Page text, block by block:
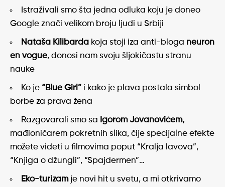
Istraživali smo šta jedna odluka koju je doneo
Google znači velikom broju ljudi u Srbiji
Nataša Kilibardakoja stoji iza anti-bloga neuron
en vogue, donosi nam svoju šljokičastu stranu
nauke
Ko je “Blue Girl”i kako je plava postala simbol
borbe za prava žena
Razgovarali smo sa Igorom Jovanovićem,
mađioničarem pokretnih slika, čije specijalne efekte
možete videti u filmovima poput “Kralja lavova”,
“Knjiga o džungli”, “Spajdermen”…
Eko-turizam je novi hit u svetu, a mi otkrivamo